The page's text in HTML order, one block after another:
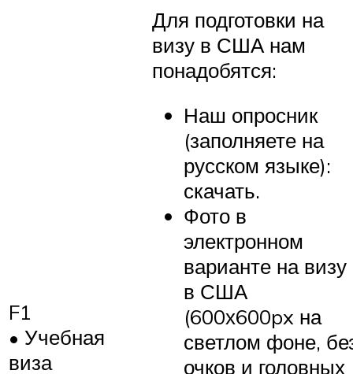
F1
• Учебная
виза
Для подготовки на
визу в США нам
понадобятся:
Наш опросник
(заполняете на
русском языке):
скачать.
Фото в
электронном
варианте на визу
в США
(600х600px на
светлом фоне,
очков и головных